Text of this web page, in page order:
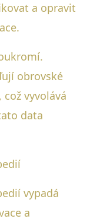
a opravit
obrovské
vyvolává
data
vypadá
a